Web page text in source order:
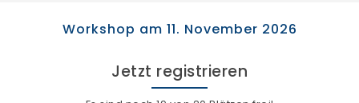
Workshop am 11. November 2026